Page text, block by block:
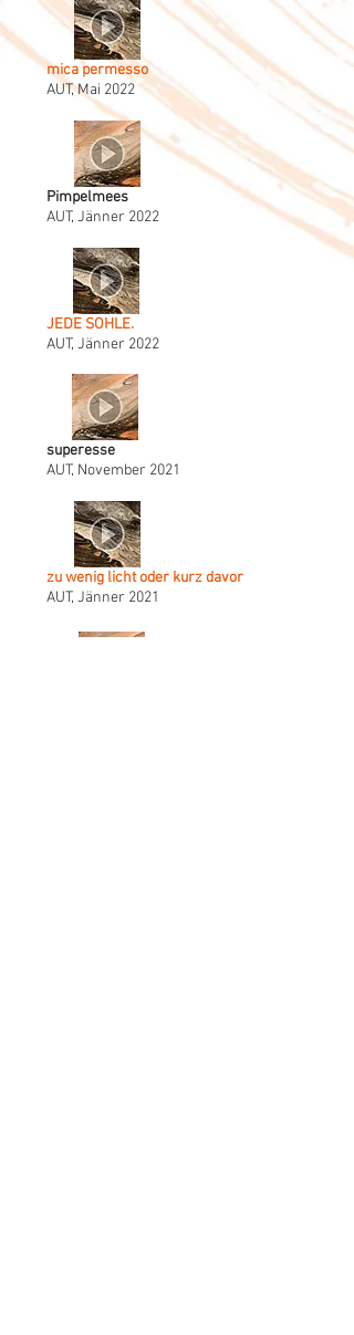
mica permesso
AUT, Mai 2022
Pimpelmees
AUT, Jänner 2022
JEDE SOHLE.
AUT, Jänner 2022
superesse
AUT, November 2021
zu wenig licht oder kurz davor
AUT, Jänner 2021